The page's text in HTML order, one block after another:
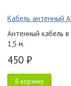
Кабель антенный
Антенный кабель
1,5 м.
450 ₽
В корзину